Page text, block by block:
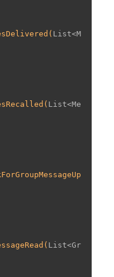
( List<M
( List<Me
( List<Gr